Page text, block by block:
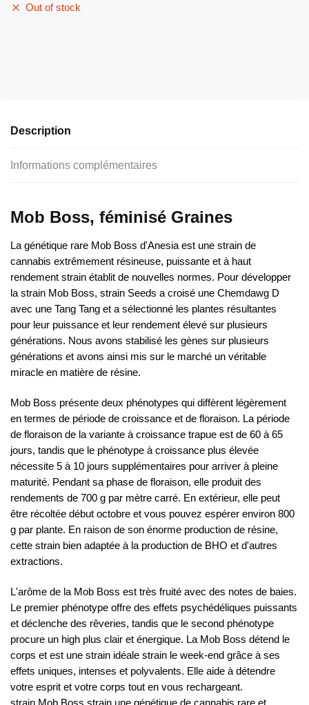
Out of stock
Description
Informations complémentaires
Mob Boss, féminisé Graines
La génétique rare Mob Boss d'Anesia est une strain de
cannabis extrêmement résineuse, puissante et à haut
rendement strain établit de nouvelles normes. Pour développer
la strain Mob Boss, strain Seeds a croisé une Chemdawg D
avec une Tang Tang et a sélectionné les plantes résultantes
pour leur puissance et leur rendement élevé sur plusieurs
générations. Nous avons stabilisé les gènes sur plusieurs
générations et avons ainsi mis sur le marché un véritable
miracle en matière de résine.
Mob Boss présente deux phénotypes qui diffèrent légèrement
en termes de période de croissance et de floraison. La période
de floraison de la variante à croissance trapue est de 60 à 65
jours, tandis que le phénotype à croissance plus élevée
nécessite 5 à 10 jours supplémentaires pour arriver à pleine
maturité. Pendant sa phase de floraison, elle produit des
rendements de 700 g par mètre carré. En extérieur, elle peut
être récoltée début octobre et vous pouvez espérer environ 800
g par plante. En raison de son énorme production de résine,
cette strain bien adaptée à la production de BHO et d'autres
extractions.
L'arôme de la Mob Boss est très fruité avec des notes de baies.
Le premier phénotype offre des effets psychédéliques puissants
et déclenche des rêveries, tandis que le second phénotype
procure un high plus clair et énergique. La Mob Boss détend le
corps et est une strain idéale strain le week-end grâce à ses
effets uniques, intenses et polyvalents. Elle aide à détendre
votre esprit et votre corps tout en vous rechargeant.
strain Mob Boss strain une génétique de cannabis rare et